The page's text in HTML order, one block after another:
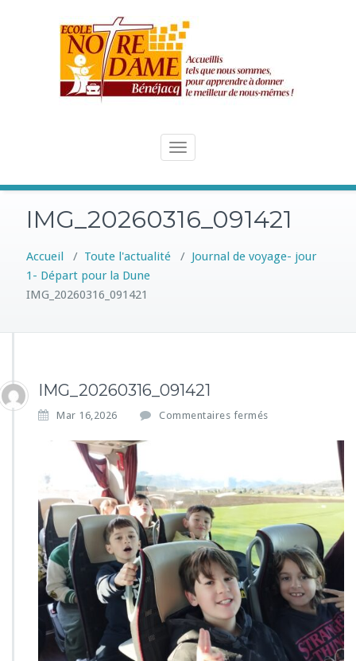
Toggle
IMG_20260316_091421
Accueil / Toute l'actualité / Journal de voyage- jour
1- Départ pour la Dune
IMG_20260316_091421
IMG_20260316_091421
Mar 16,2026 Commentaires fermés
M
G
_
2
0
2
6
_